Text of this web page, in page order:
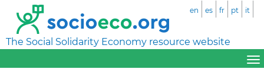
The Social Solidarity Economy resource website
en es fr pt it